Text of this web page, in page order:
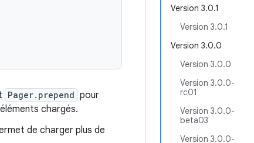
Version 3.0.1
Version 3.0.1
Version 3.0.0
Version 3.0.0
Version 3.0.0-
rc01
Version 3.0.0-
beta03
Version 3.0.0-
Pager.prepend pour
chargés.
de charger plus de